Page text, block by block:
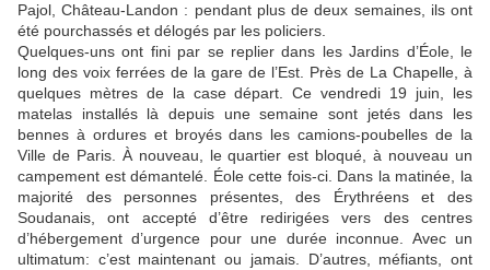
Pajol, Château-Landon : pendant plus de deux semaines, ils ont
été pourchassés et délogés par les policiers.
Quelques-uns ont fini par se replier dans les Jardins d’Éole, le
long des voix ferrées de la gare de l’Est. Près de La Chapelle, à
quelques mètres de la case départ. Ce vendredi 19 juin, les
matelas installés là depuis une semaine sont jetés dans les
bennes à ordures et broyés dans les camions-poubelles de la
Ville de Paris. À nouveau, le quartier est bloqué, à nouveau un
campement est démantelé. Éole cette fois-ci. Dans la matinée, la
majorité des personnes présentes, des Érythréens et des
Soudanais, ont accepté d’être redirigées vers des centres
d’hébergement d’urgence pour une durée inconnue. Avec un
ultimatum: c’est maintenant ou jamais. D’autres, méfiants, ont